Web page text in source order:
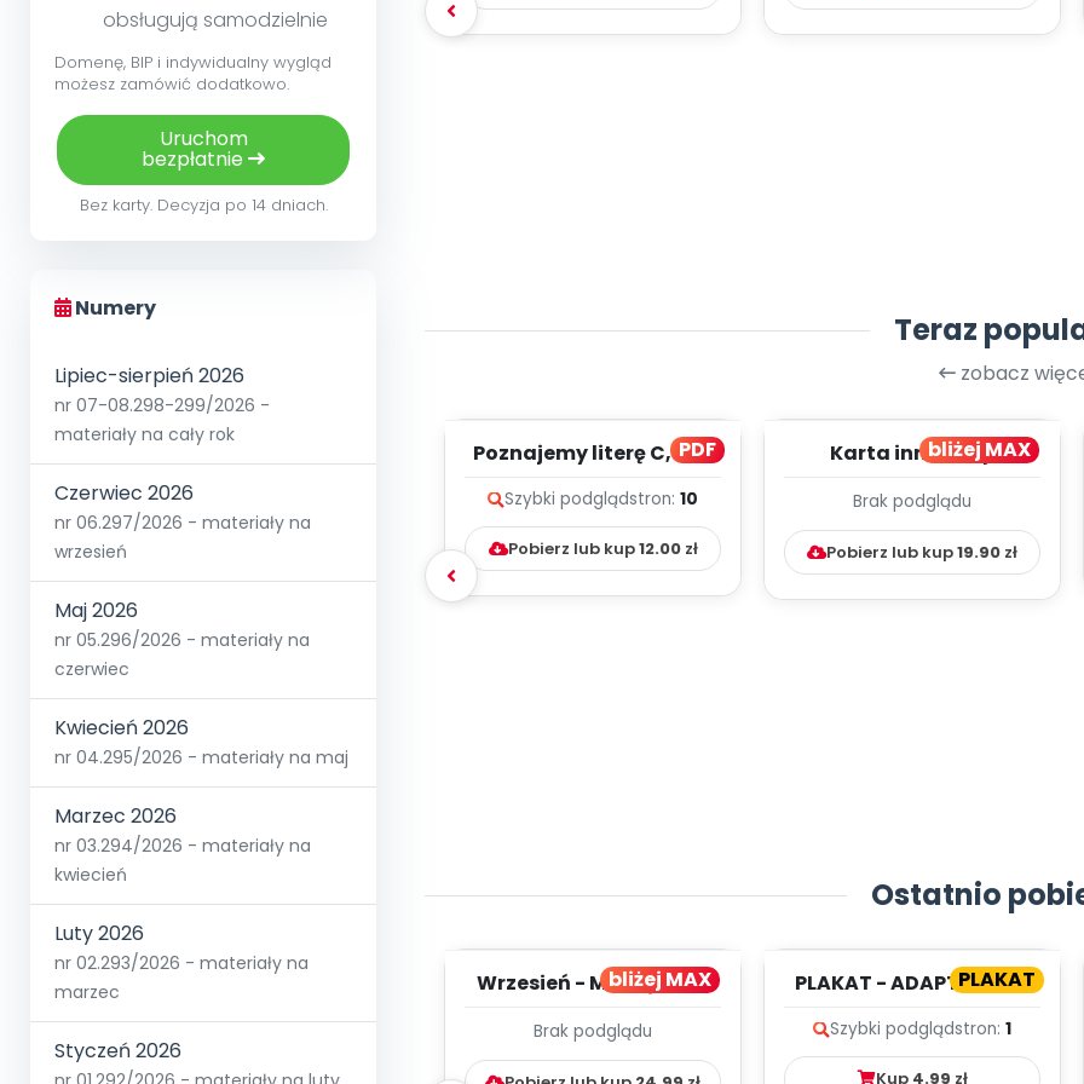
obsługują samodzielnie
Domenę, BIP i indywidualny wygląd
możesz zamówić dodatkowo.
Uruchom
bezpłatnie
Bez karty. Decyzja po 14 dniach.
Numery
Lipiec-sierpień 2026
nr 07-08.298-299/2026 -
materiały na cały rok
Czerwiec 2026
nr 06.297/2026 - materiały na
wrzesień
Maj 2026
nr 05.296/2026 - materiały na
czerwiec
Kwiecień 2026
nr 04.295/2026 - materiały na maj
Marzec 2026
nr 03.294/2026 - materiały na
kwiecień
Luty 2026
nr 02.293/2026 - materiały na
marzec
Styczeń 2026
Teraz
zobacz
PDF
Poznajemy literę C, cz. 1
Szybki podglądstron: 10
Pobierz lub kup12.00zł
bliżej MAX
Karta innowacji
Kumpelkowo
Brak podglądu
Pobierz lub kup19.90 zł
Ostatnio
bliżej MAX
Wrzesień - MIESIĘCZNY
WYCHOWAWCZO –
DYDAKTYC...
Brak podglądu
PLAKAT
PLAKAT - ADAPTACJA -
Szybki podglądstron: 1
Kup 4.99 zł